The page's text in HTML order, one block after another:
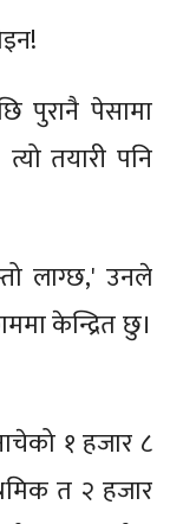
पुरानै पेसामा
तयारी पनि
लाग्छ,' उनले
केन्द्रित छु।
१ हजार ८
त २ हजार